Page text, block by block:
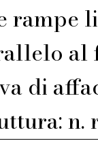
rampe
al
di
n.